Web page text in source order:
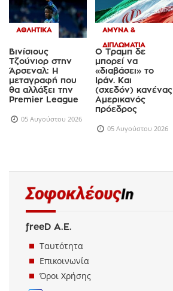
ΑΘΛΗΤΙΚΆ
Βινίσιους
Τζούνιορ στην
Άρσεναλ: Η
μεταγραφή που
θα αλλάξει την
Premier League
05 Αυγούστου 2026
ΆΜΥΝΑ &
ΔΙΠΛΩΜΑΤΊΑ
Ο Τραμπ δε
μπορεί να
«διαβάσει» το
Ιράν. Και
(σχεδόν) κανένας
Αμερικανός
πρόεδρος
05 Αυγούστου 2026
freeD Α.Ε.
Ταυτότητα
Επικοινωνία
Όροι Χρήσης